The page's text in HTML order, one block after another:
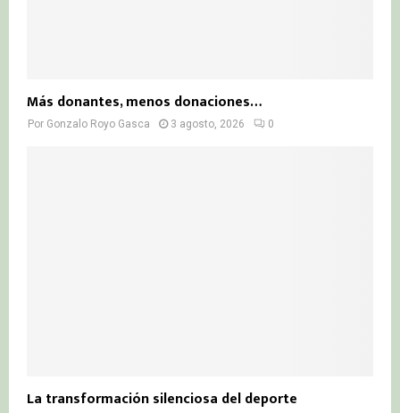
Más donantes, menos donaciones…
Por Gonzalo Royo Gasca 3 agosto, 2026 0
La transformación silenciosa del deporte